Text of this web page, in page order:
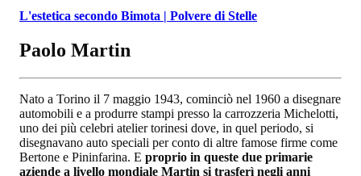
L'estetica secondo Bimota | Polvere di Stelle
Paolo Martin
Nato a Torino il 7 maggio 1943, cominciò nel 1960 a disegnare
automobili e a produrre stampi presso la carrozzeria Michelotti,
uno dei più celebri atelier torinesi dove, in quel periodo, si
disegnavano auto speciali per conto di altre famose firme come
Bertone e Pininfarina. E proprio in queste due primarie
aziende a livello mondiale Martin si trasferì negli anni